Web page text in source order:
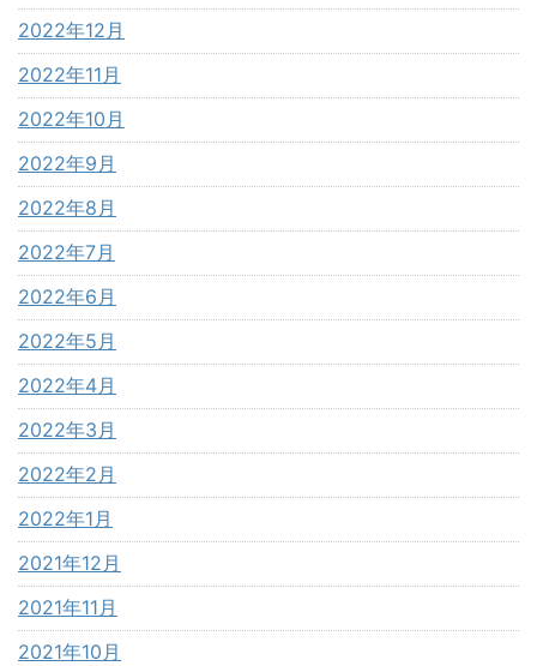
2022年12月
2022年11月
2022年10月
2022年9月
2022年8月
2022年7月
2022年6月
2022年5月
2022年4月
2022年3月
2022年2月
2022年1月
2021年12月
2021年11月
2021年10月